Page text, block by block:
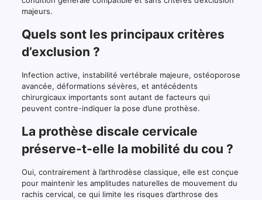
majeurs.
Quels sont les principaux critères
d’exclusion ?
Infection active, instabilité vertébrale majeure, ostéoporose
avancée, déformations sévères, et antécédents
chirurgicaux importants sont autant de facteurs qui
peuvent contre-indiquer la pose d’une prothèse.
La prothèse discale cervicale
préserve-t-elle la mobilité du cou ?
Oui, contrairement à l’arthrodèse classique, elle est conçue
pour maintenir les amplitudes naturelles de mouvement du
rachis cervical, ce qui limite les risques d’arthrose des